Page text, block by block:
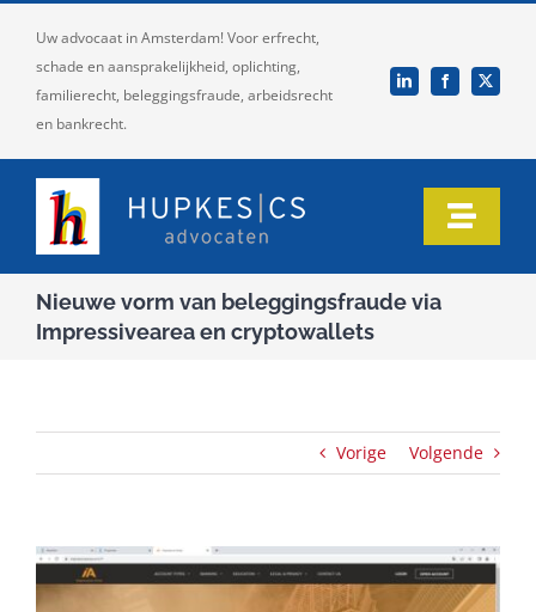
Uw advocaat in Amsterdam! Voor erfrecht,
schade en aansprakelijkheid, oplichting,
familierecht, beleggingsfraude, arbeidsrecht
en bankrecht.
Toggle
In de media
Nieuwe vorm van beleggingsfraude via
Impressivearea en cryptowallets
Vorige Volgende